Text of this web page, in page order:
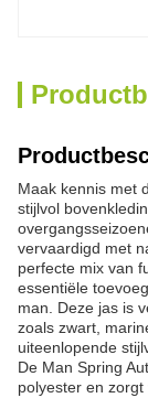
Maak kennis met
stijlvol
vervaardigd met
perfecte mix van
essentiële
man. Deze jas is
zoals zwart,
uiteenlopende
De Man Spring
polyester en